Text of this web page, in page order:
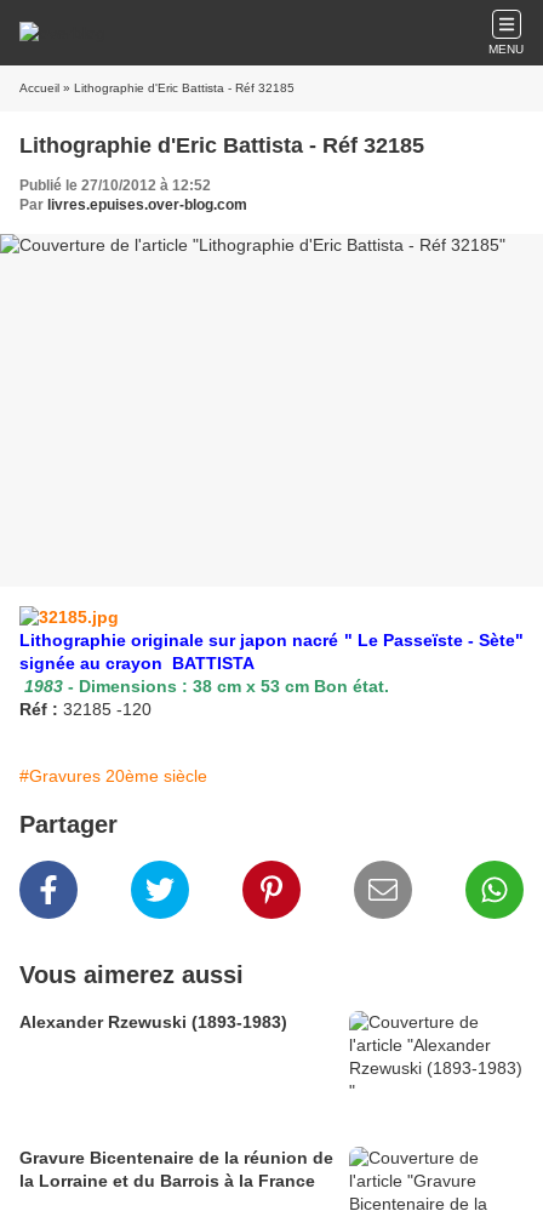
MENU
Accueil » Lithographie d'Eric Battista - Réf 32185
Lithographie d'Eric Battista - Réf 32185
Publié le 27/10/2012 à 12:52
Par livres.epuises.over-blog.com
Lithographie originale sur japon nacré " Le Passeïste - Sète"
signée au crayon BATTISTA
1983 - Dimensions : 38 cm x 53 cm Bon état.
Réf : 32185 -120
#Gravures 20ème siècle
Partager
Vous aimerez aussi
Alexander Rzewuski (1893-1983)
Gravure Bicentenaire de la réunion de
la Lorraine et du Barrois à la France